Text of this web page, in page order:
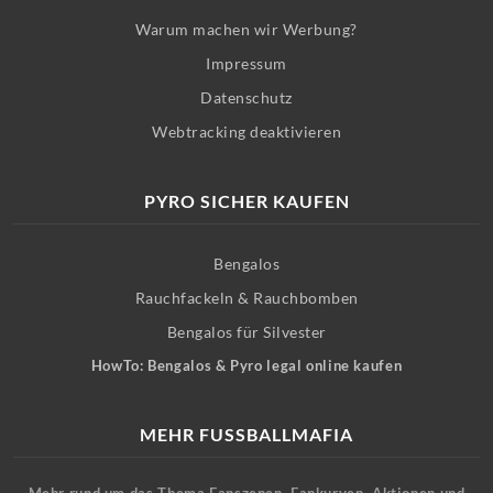
Warum machen wir Werbung?
Impressum
Datenschutz
Webtracking deaktivieren
PYRO SICHER KAUFEN
Bengalos
Rauchfackeln & Rauchbomben
Bengalos für Silvester
HowTo: Bengalos & Pyro legal online kaufen
MEHR FUSSBALLMAFIA